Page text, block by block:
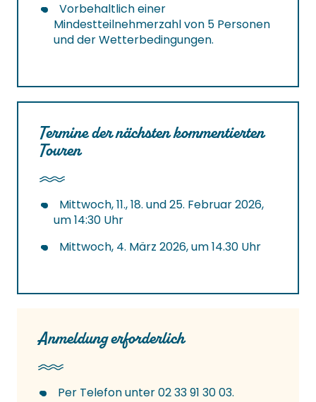
Vorbehaltlich einer
Mindestteilnehmerzahl von 5 Personen
und der Wetterbedingungen.
Termine der nächsten kommentierten
Touren
Mittwoch, 11., 18. und 25. Februar 2026,
um 14:30 Uhr
Mittwoch, 4. März 2026, um 14.30 Uhr
Anmeldung erforderlich
Per Telefon unter 02 33 91 30 03.